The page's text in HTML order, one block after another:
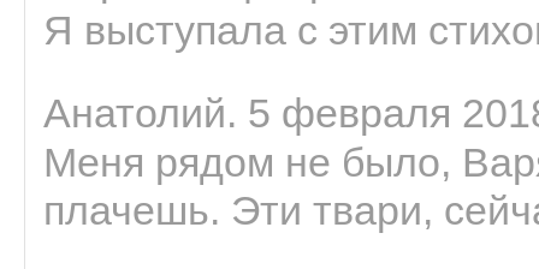
Я выступала с этим
Анатолий. 5 февраля
Меня рядом не было,
плачешь. Эти твари,